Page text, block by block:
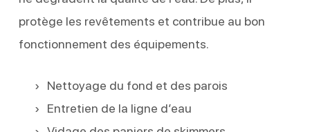
protège les revêtements et contribue au bon
fonctionnement des équipements.
Nettoyage du fond et des parois
Entretien de la ligne d’eau